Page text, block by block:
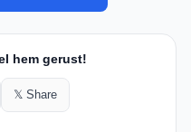
hem gerust!
𝕏 Share